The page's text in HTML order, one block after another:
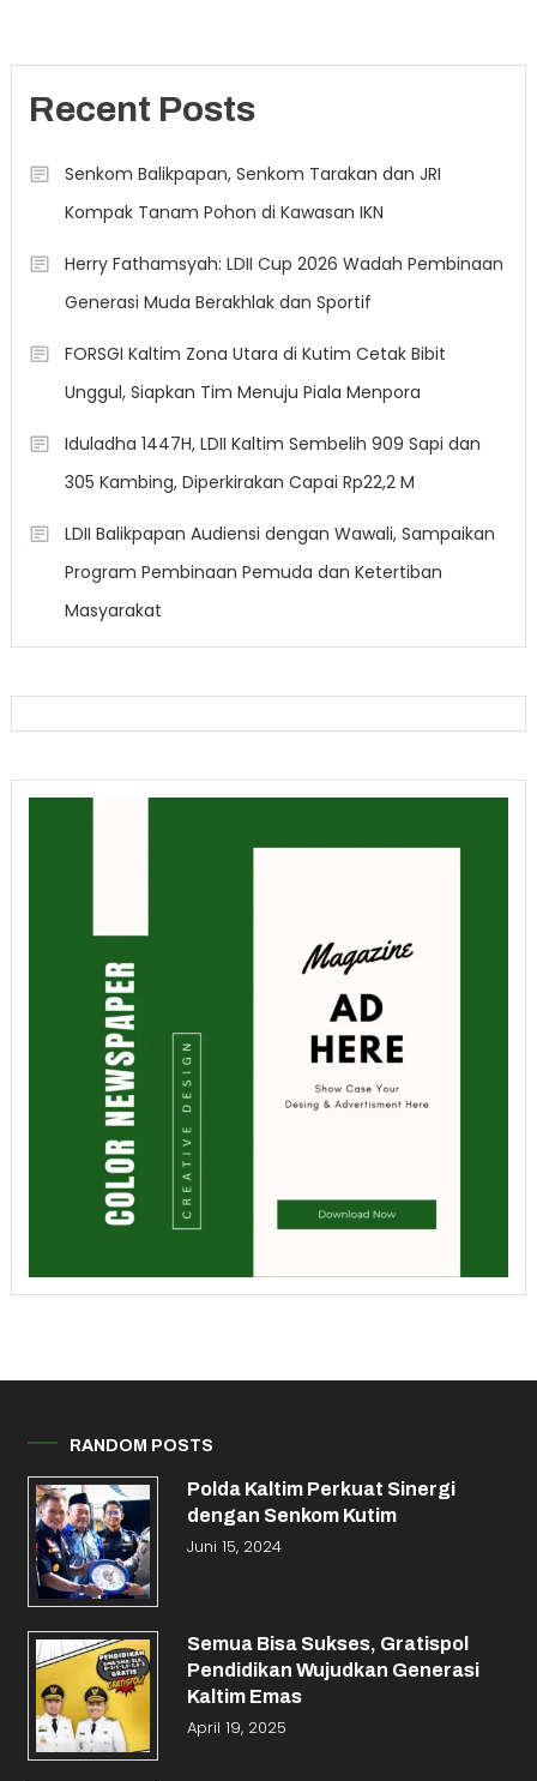
Recent Posts
Senkom Balikpapan, Senkom Tarakan dan JRI
Kompak Tanam Pohon di Kawasan IKN
Herry Fathamsyah: LDII Cup 2026 Wadah Pembinaan
Generasi Muda Berakhlak dan Sportif
FORSGI Kaltim Zona Utara di Kutim Cetak Bibit
Unggul, Siapkan Tim Menuju Piala Menpora
Iduladha 1447H, LDII Kaltim Sembelih 909 Sapi dan
305 Kambing, Diperkirakan Capai Rp22,2 M
LDII Balikpapan Audiensi dengan Wawali, Sampaikan
Program Pembinaan Pemuda dan Ketertiban
Masyarakat
RANDOM POSTS
Polda Kaltim Perkuat Sinergi
dengan Senkom Kutim
Juni 15, 2024
Semua Bisa Sukses, Gratispol
Pendidikan Wujudkan Generasi
Kaltim Emas
April 19, 2025